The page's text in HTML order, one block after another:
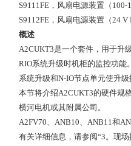
S9111FE， 风扇电源装置（100-
S9112FE， 风扇电源装置（24 V
概述
A2CUKT3是一个套件，用于升
RIO系统升级时机柜的监控功能
系统升级和N-IO节点单元使升
本节将介绍A2CUKT3的硬件规
横河电机或其附属公司。
A2FV70、ANB10、ANB11和
有关详细信息，请参阅“3。现场